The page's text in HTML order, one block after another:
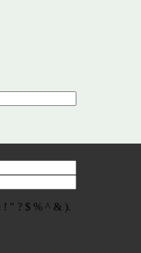
! " ? $ % ^ & ).